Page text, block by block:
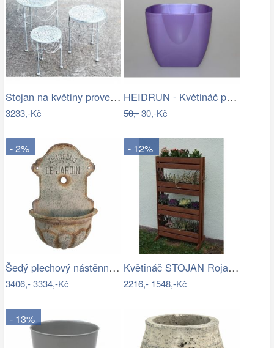
Stojan na květiny provence
3233,-Kč
HEIDRUN - Květináč plast 16x16cm různé…
50,-30,-Kč
- 2%
Šedý plechový nástěnný květináč ve…
3406,-3334,-Kč
- 12%
Květináč STOJAN Rojaplast
2216,-1548,-Kč
- 13%